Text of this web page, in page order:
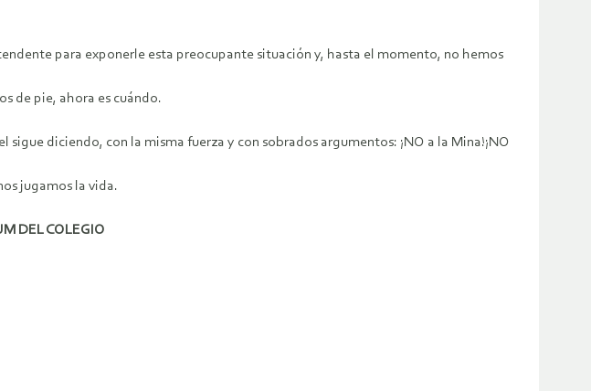
para exponerle esta preocupante situación y, hasta el momento, no hemos
de pie, ahora es cuándo.
sigue diciendo, con la misma fuerza y con sobrados argumentos: ¡NO a la Mina!¡NO
jugamos la vida.
DEL COLEGIO